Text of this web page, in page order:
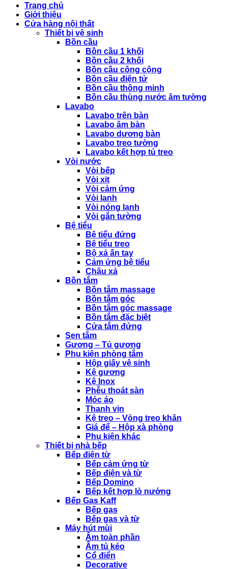
Trang chủ
Giới thiệu
Cửa hàng nội thất
Thiết bị vệ sinh
Bồn cầu
Bồn cầu 1 khối
Bồn cầu 2 khối
Bồn cầu công cộng
Bồn cầu điện tử
Bồn cầu thông minh
Bồn cầu thùng nước âm tường
Lavabo
Lavabo trên bàn
Lavabo âm bàn
Lavabo dương bàn
Lavabo treo tường
Lavabo kết hợp tủ treo
Vòi nước
Vòi bếp
Vòi xịt
Vòi cảm ứng
Vòi lạnh
Vòi nóng lạnh
Vòi gắn tường
Bệ tiểu
Bệ tiểu đứng
Bệ tiểu treo
Bộ xả ấn tay
Cảm ứng bệ tiểu
Chậu xả
Bồn tắm
Bồn tắm massage
Bồn tắm góc
Bồn tắm góc massage
Bồn tắm đặc biệt
Cửa tắm đứng
Sen tắm
Gương – Tủ gương
Phụ kiện phòng tắm
Hộp giấy vệ sinh
Kệ gương
Kệ Inox
Phễu thoát sàn
Móc áo
Thanh vịn
Kệ treo – Vòng treo khăn
Giá để – Hộp xà phòng
Phụ kiện khác
Thiết bị nhà bếp
Bếp điện từ
Bếp cảm ứng từ
Bếp điện và từ
Bếp Domino
Bếp kết hợp lò nướng
Bếp Gas Kaff
Bếp gas
Bếp gas và từ
Máy hút mùi
Âm toàn phần
Âm tủ kéo
Cổ điển
Decorative